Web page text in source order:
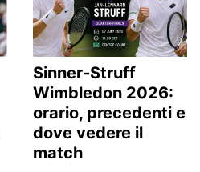
Sinner-Struff
Wimbledon 2026:
orario, precedenti e
dove vedere il
match